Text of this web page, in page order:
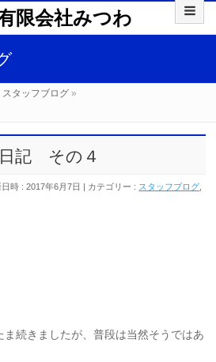
限会社みつわ
スタッフブログ »
記 その４
時 : 2017年6月7日 カテゴリー : スタッフブログ
続きましたが、普段は当然そうではあ